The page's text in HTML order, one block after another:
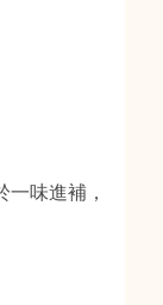
味進補，